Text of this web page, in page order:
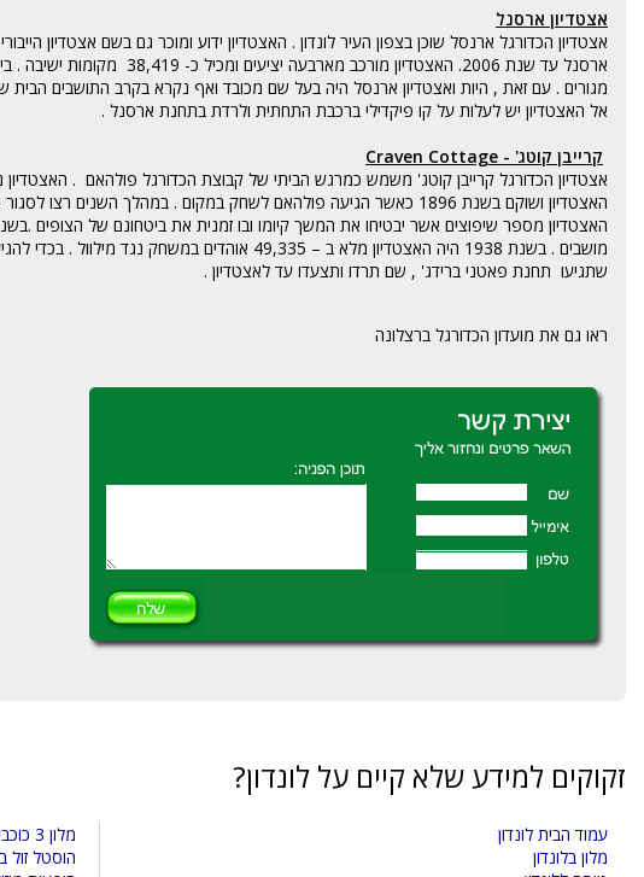
אצטדיון ארסנל
אצטדיון הכדורגל ארנסל שוכן בצפון העיר לונדון . האצטדיון ידוע ומוכר גם בשם אצטדיון
ארסנל עד שנת 2006. האצטדיון מורכב מארבעה יציעים ומכיל כ- 38,419
מקומות ישיבה .
מגורים . עם זאת , היות ואצטדיון ארנסל היה בעל שם מכובד ואף נקרא בקרב התושבים
אל האצטדיון יש לעלות על קו פיקדילי ברכבת התחתית ולרדת בתחנת ארסנל .
קרייבן קוטג' - Craven Cottage
האצטדיון ושוקם בשנת 1896 כאשר הגיעה פולהאם לשחק במקום . במהלך
מושבים . בשנת 1938 היה האצטדיון מלא ב – 49,335
שתגיעו תחנת פאטני ברידג' , שם תרדו ותצעדו עד לאצטדיון .
ראו גם את מועדון הכדורגל ברצלונה
זקוקים למידע שלא קיים על לונדון?
עמוד הבית לונדון
מלון בלונדון
מלון 3 כוכבים לונדון
הוסטל זול